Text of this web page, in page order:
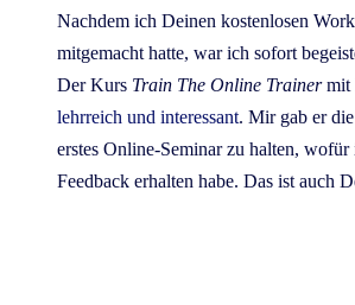
Nachdem ich Deinen kostenlosen
mitgemacht hatte, war ich sofort
Der Kurs Train The Online Trainermit
lehrreich und interessant. Mir gab er
erstes Online-Seminar zu halten, wofür
Feedback erhalten habe. Das ist auch